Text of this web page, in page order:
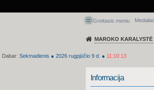
Greitasis meniu Medaliai
MAROKO KARALYSTĖ
Dabar: Sekmadienis ● 2026 rugpjūčio 9 d. ● 11:10:13
Informacija